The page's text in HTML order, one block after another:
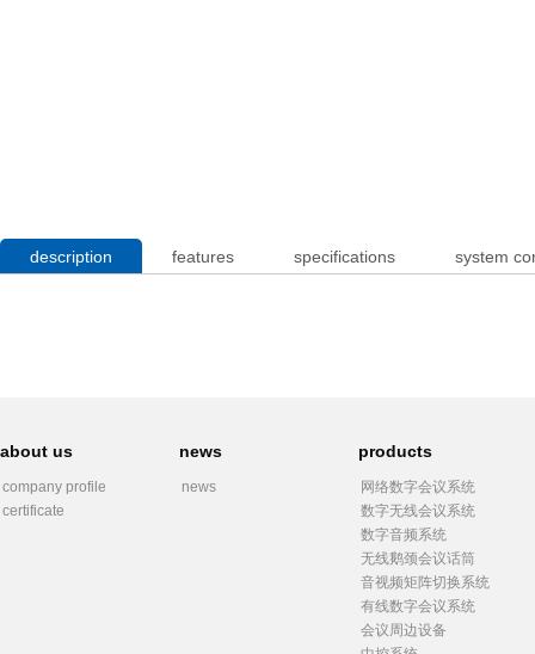
description features specifications system
about us
company profile
certificate
news
news
products
网络数字会议系统
数字无线会议系统
数字音频系统
无线鹅颈会议话筒
音视频矩阵切换系统
有线数字会议系统
会议周边设备